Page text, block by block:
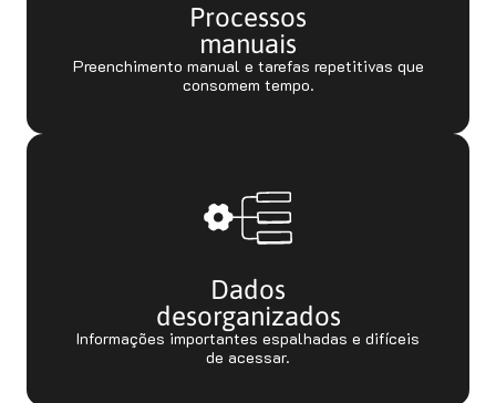
Processos
manuais
Preenchimento manual e tarefas repetitivas que
consomem tempo.
Dados
desorganizados
Informações importantes espalhadas e difíceis
de acessar.